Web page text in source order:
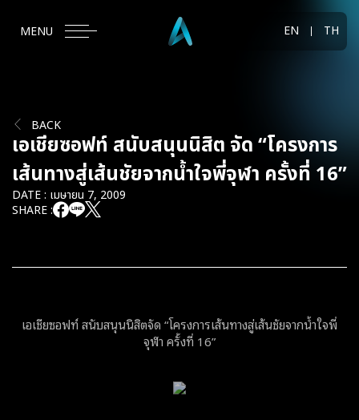
MENU EN TH
BACK
เอเชียซอฟท์ สนับสนุนนิสิต จัด “โครงการ
เส้นทางสู่เส้นชัยจากน้ำใจพี่จุฬา ครั้งที่ 16”
DATE : เมษายน 7, 2009
SHARE :
เอเชียซอฟท์ สนับสนุนนิสิตจัด “โครงการเส้นทางสู่เส้นชัยจากน้ำใจพี่
จุฬา ครั้งที่ 16”